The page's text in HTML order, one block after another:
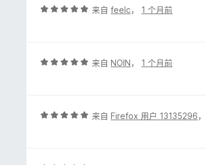
5
评
5
来自feelc， 1 个月前
评
5
来自NOIN， 1 个月前
评
来自Firefox 用户 13135296，